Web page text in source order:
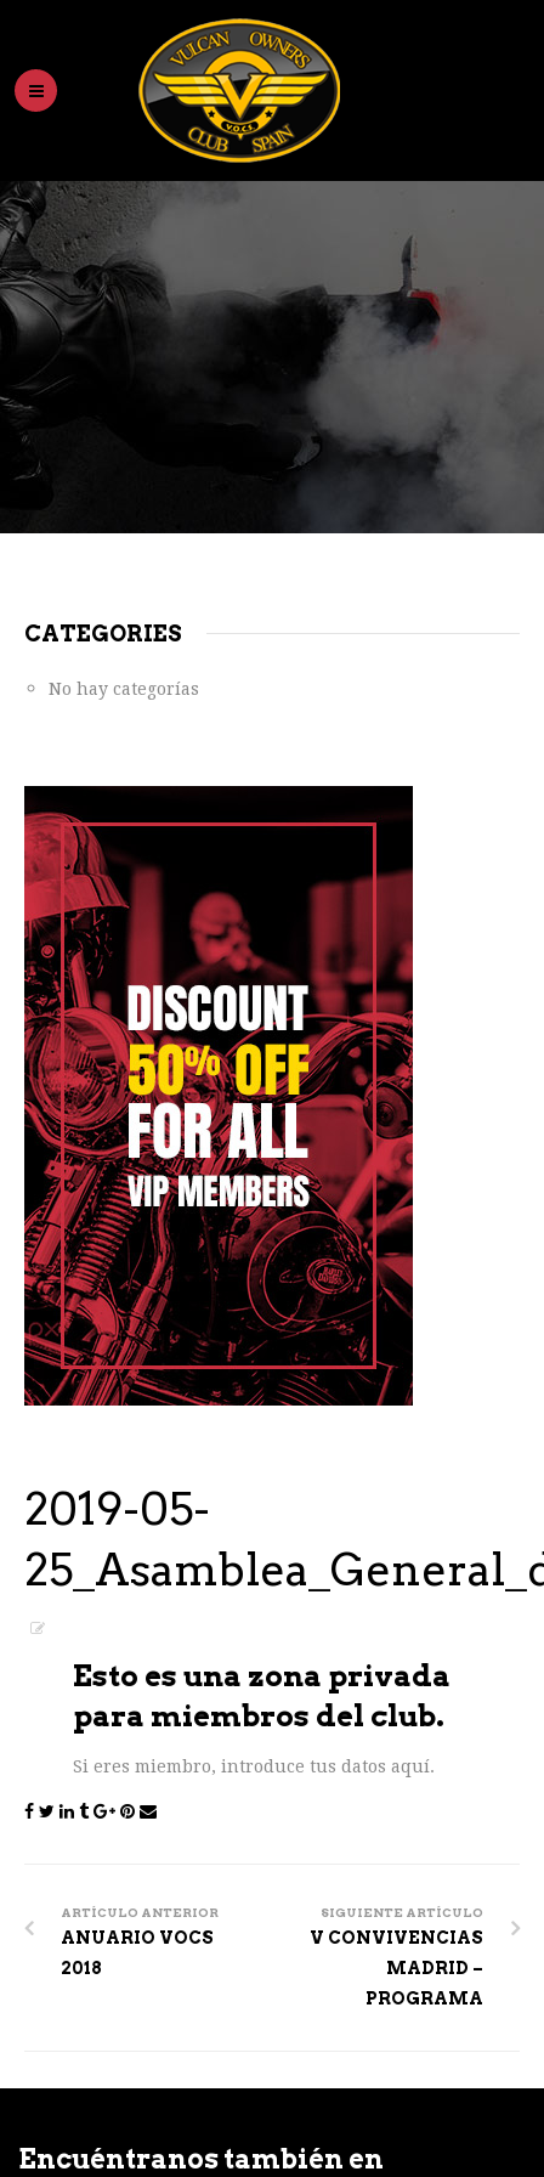
CATEGORIES
No hay categorías
2019-05-
Esto es una zona privada
para miembros del club.
Si eres miembro, introduce tus datos aquí.
navigation
ARTÍCULO ANTERIOR
ANUARIO VOCS
2018
SIGUIENTE ARTÍCULO
V CONVIVENCIAS
MADRID –
PROGRAMA
Encuéntranos también en